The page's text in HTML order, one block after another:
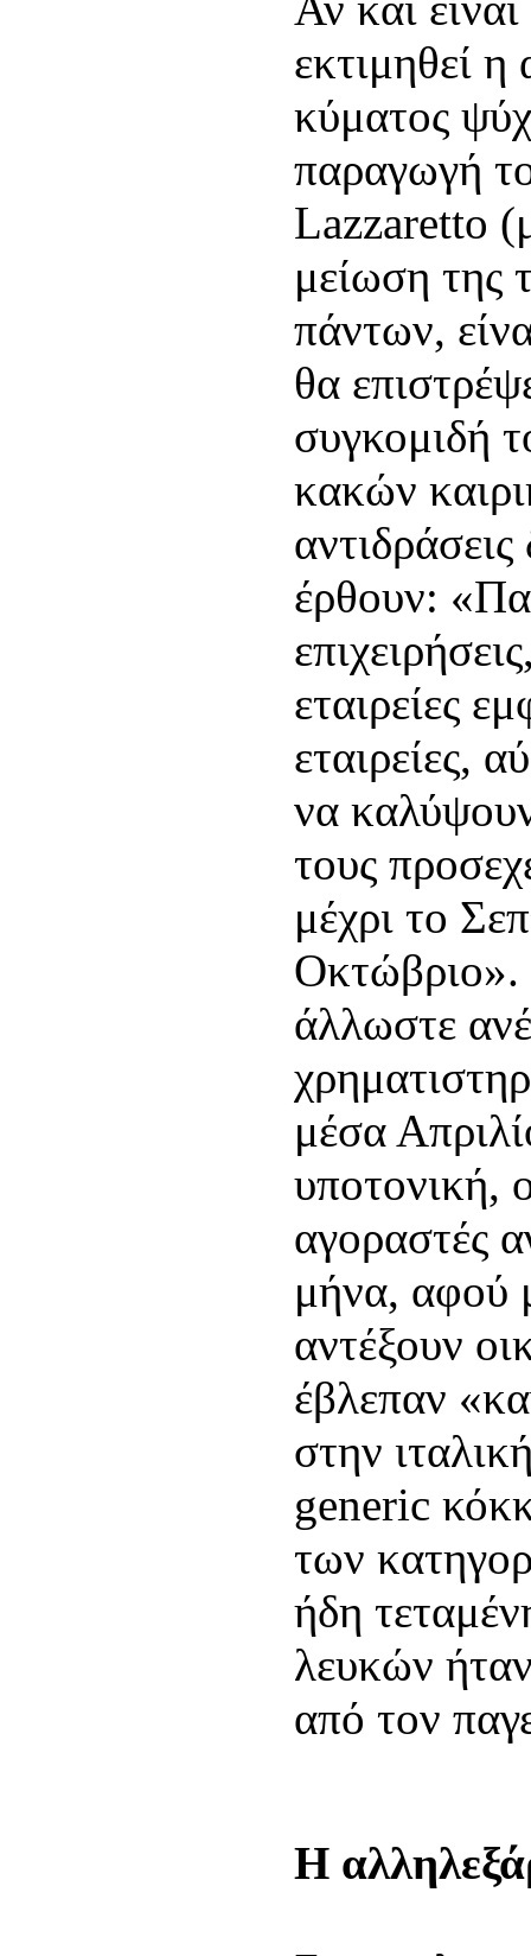
εκτιμηθεί
κύματος
παραγωγή
Lazzaretto
μείωση της
πάντων,
θα
συγκομιδή
κακών
έρθουν:
εταιρείες
εταιρείες,
να
τους
μέχρι το
Οκτώβριο».
άλλωστε
μέσα
υποτονική,
αγοραστές
μήνα, αφού
αντέξουν
έβλεπαν
στην
generic
των
ήδη
λευκών
από τον
Η